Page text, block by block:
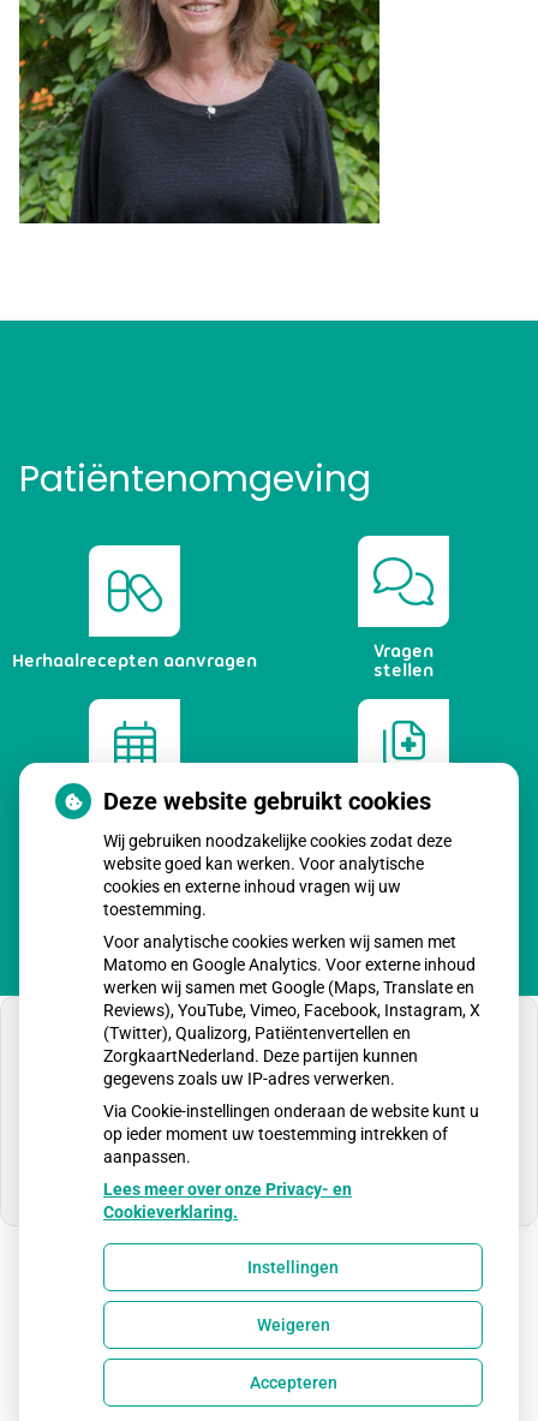
Patiëntenomgeving
Herhaalrecepten aanvragen
Vragen
stellen
Afspraken
maken
Dossier
bekijken
U heeft geen toestemming gegeven voor
externe inhoud die nodig is om dit te zien.
Cookie-instellingen wijzigen
Uw Zorg Online
Cookie-instellingen Voorwaarden
Deze website gebruikt cookies
Wij gebruiken noodzakelijke cookies zodat deze
website goed kan werken. Voor analytische
cookies en externe inhoud vragen wij uw
toestemming.
Voor analytische cookies werken wij samen met
Matomo en Google Analytics. Voor externe inhoud
werken wij samen met Google (Maps, Translate en
Reviews), YouTube, Vimeo, Facebook, Instagram, X
(Twitter), Qualizorg, Patiëntenvertellen en
ZorgkaartNederland. Deze partijen kunnen
gegevens zoals uw IP-adres verwerken.
Via Cookie-instellingen onderaan de website kunt u
op ieder moment uw toestemming intrekken of
aanpassen.
Lees meer over onze Privacy- en
Cookieverklaring.
Instellingen
Weigeren
Accepteren